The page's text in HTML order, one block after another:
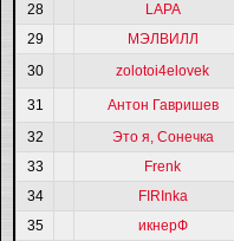
28
LAPA
29
МЭЛВИЛЛ
30
zolotoi4elovek
31
Антон Гавришев
32
Это я, Сонечка
33
Frenk
34
FIRInka
35
икнерФ